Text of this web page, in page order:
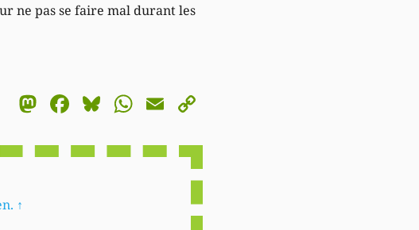
ne pas se faire mal durant les
Mastodon
Facebook
Bluesky
WhatsApp
Email
↑